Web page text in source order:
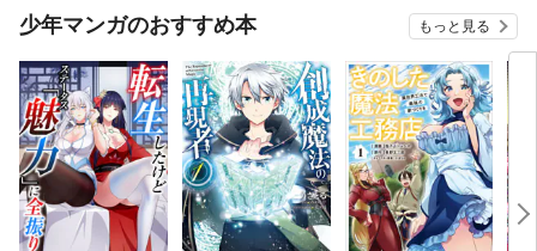
『ざまぁ！』します！
少年マンガのおすすめ本 もっと見る